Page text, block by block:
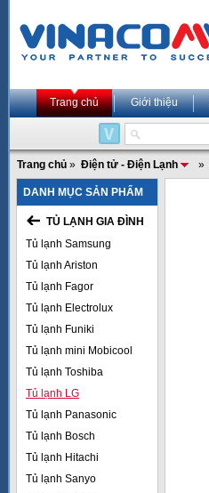
Trang chủ Giới thiệu
Trang chủ » Điện tử - Điện Lạnh »
DANH MỤC SẢN PHẨM
TỦ LẠNH GIA ĐÌNH
Tủ lạnh Samsung
Tủ lạnh Ariston
Tủ lạnh Fagor
Tủ lạnh Electrolux
Tủ lạnh Funiki
Tủ lạnh mini Mobicool
Tủ lạnh Toshiba
Tủ lạnh LG
Tủ lạnh Panasonic
Tủ lạnh Bosch
Tủ lạnh Hitachi
Tủ lạnh Sanyo